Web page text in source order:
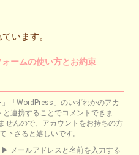
います。
ームの使い方とお約束
「WordPress」のいずれかのアカ
連携することでコメントできま
せんので、アカウントをお持ちの方
下さると嬉しいです。
メールアドレスと名前を入力する